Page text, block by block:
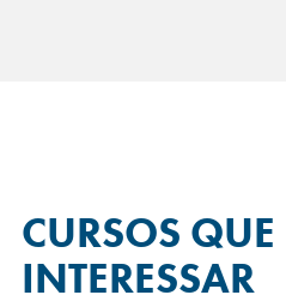
CURSOS QUE
INTERESSAR